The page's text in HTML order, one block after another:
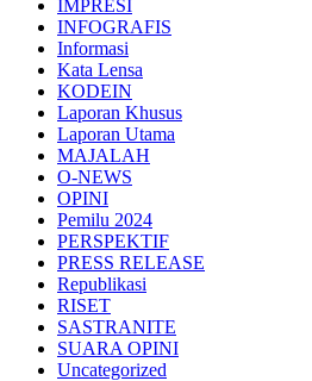
IMPRESI
INFOGRAFIS
Informasi
Kata Lensa
KODEIN
Laporan Khusus
Laporan Utama
MAJALAH
O-NEWS
OPINI
Pemilu 2024
PERSPEKTIF
PRESS RELEASE
Republikasi
RISET
SASTRANITE
SUARA OPINI
Uncategorized